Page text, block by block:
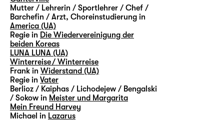
Mutter / Lehrerin / Sportlehrer / Chef /
Barchefin / Arzt, Choreinstudierung in
America (UA)
Regie in Die Wiedervereinigung der
beiden Koreas
LUNA LUNA (UA)
Winterreise / Winterreise
Frank in Widerstand (UA)
Regie in Vater
Berlioz / Kaiphas / Lichodejew / Bengalski
/ Sokow in Meister und Margarita
Mein Freund Harvey
Michael in Lazarus